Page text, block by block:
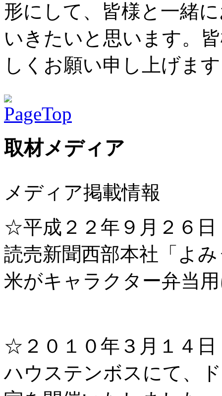
形にして、皆様と一緒
いきたいと思います。
しくお願い申し上げま
取材メディア
メディア掲載情報
☆平成２２年９月２６日
読売新聞西部本社「よ
米がキャラクター弁当
☆２０１０年３月１４
ハウステンボスにて、